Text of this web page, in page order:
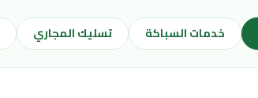
خدمات السباكة تسليك المجاري